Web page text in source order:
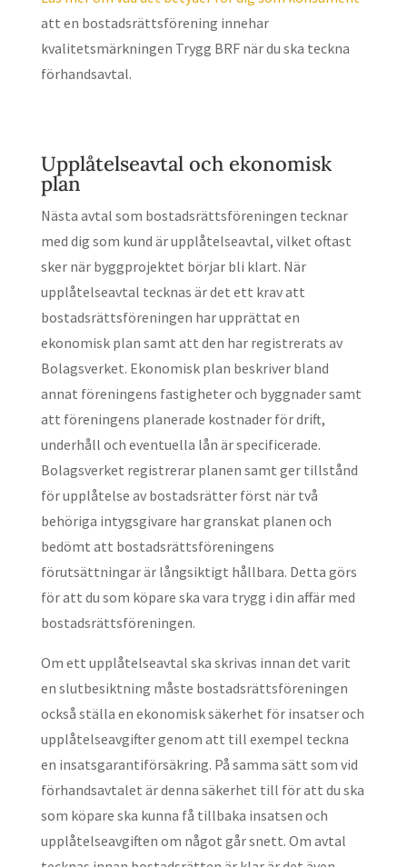
att en bostadsrättsförening innehar
kvalitetsmärkningen Trygg BRF när du ska teckna
förhandsavtal.
Upplåtelseavtal och ekonomisk
plan
Nästa avtal som bostadsrättsföreningen tecknar
med dig som kund är upplåtelseavtal, vilket oftast
sker när byggprojektet börjar bli klart. När
upplåtelseavtal tecknas är det ett krav att
bostadsrättsföreningen har upprättat en
ekonomisk plan samt att den har registrerats av
Bolagsverket. Ekonomisk plan beskriver bland
annat föreningens fastigheter och byggnader samt
att föreningens planerade kostnader för drift,
underhåll och eventuella lån är specificerade.
Bolagsverket registrerar planen samt ger tillstånd
för upplåtelse av bostadsrätter först när två
behöriga intygsgivare har granskat planen och
bedömt att bostadsrättsföreningens
förutsättningar är långsiktigt hållbara. Detta görs
för att du som köpare ska vara trygg i din affär med
bostadsrättsföreningen.
Om ett upplåtelseavtal ska skrivas innan det varit
en slutbesiktning måste bostadsrättsföreningen
också ställa en ekonomisk säkerhet för insatser och
upplåtelseavgifter genom att till exempel teckna
en insatsgarantiförsäkring. På samma sätt som vid
förhandsavtalet är denna säkerhet till för att du ska
som köpare ska kunna få tillbaka insatsen och
upplåtelseavgiften om något går snett. Om avtal